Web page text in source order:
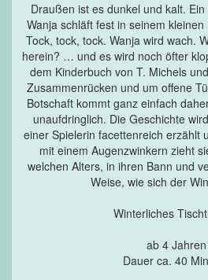
Draußen ist es dunkel und kalt.
Wanja schläft fest in seinem
Tock, tock, tock. Wanja wird wach.
herein? … und es wird noch öfter
dem Kinderbuch von T. Michels
Zusammenrücken und um offene
Botschaft kommt ganz einfach
unaufdringlich. Die Geschichte
einer Spielerin facettenreich erzählt
mit einem Augenzwinkern zieht
welchen Alters, in ihren Bann und
Weise, wie sich der
Winterliches
ab 4 Jahren
Dauer ca. 40